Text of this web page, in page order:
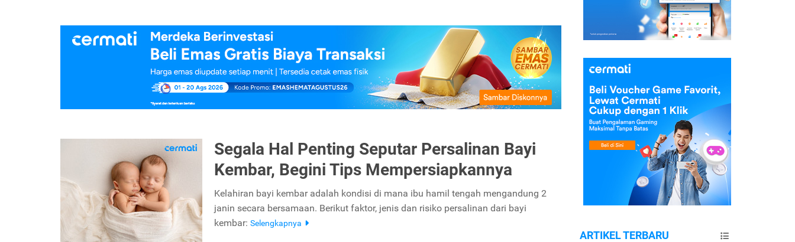
Segala Hal Penting Seputar Persalinan Bayi
Kembar, Begini Tips Mempersiapkannya
Kelahiran bayi kembar adalah kondisi di mana ibu hamil tengah mengandung 2
janin secara bersamaan. Berikut faktor, jenis dan risiko persalinan dari bayi
kembar: Selengkapnya
ARTIKEL TERBARU